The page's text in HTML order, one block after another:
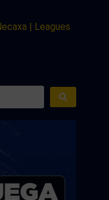
| Leagues